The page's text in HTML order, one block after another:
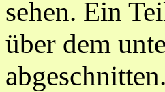
sehen. Ein
über dem
abgeschnitten.